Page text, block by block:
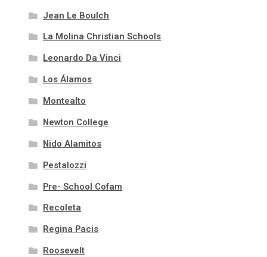
Jean Le Boulch
La Molina Christian Schools
Leonardo Da Vinci
Los Álamos
Montealto
Newton College
Nido Alamitos
Pestalozzi
Pre- School Cofam
Recoleta
Regina Pacis
Roosevelt